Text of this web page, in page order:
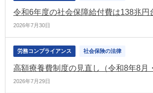
2026年7月30日
労務コンプライアンス 社会保険の法律
2026年7月29日